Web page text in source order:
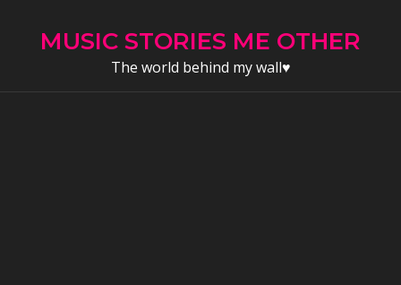
MUSIC STORIES ME OTHER
The world behind my wall♥